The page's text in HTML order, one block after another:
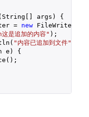
args)
{
= new FileWriter(
是追加的内容" );
"内容已追加到文件"
e) {